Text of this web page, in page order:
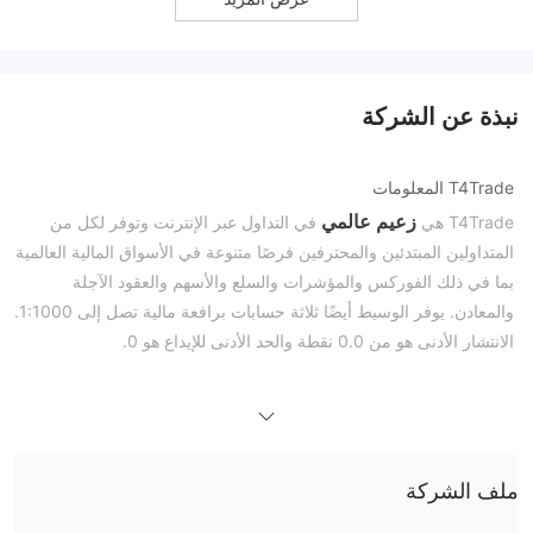
نبذة عن الشركة
T4Trade المعلومات
T4Trade هي
زعيم عالمي في التداول عبر الإنترنت وتوفر لكل من
المتداولين المبتدئين والمحترفين فرصًا متنوعة في الأسواق المالية العالمية
بما في ذلك الفوركس والمؤشرات والسلع والأسهم والعقود الآجلة
والمعادن. يوفر الوسيط أيضًا ثلاثة حسابات برافعة مالية تصل إلى 1:1000.
الانتشار الأدنى هو من 0.0 نقطة والحد الأدنى للإيداع هو 0.
بنفس قدر الأمان المتوفر في الوضع المنظم.
ملف الشركة